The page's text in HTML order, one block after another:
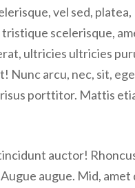
vel sed, platea,
scelerisque,
ultricies ultricies
Nunc arcu, nec, sit,
porttitor. Mattis
auctor!
augue. Mid, amet